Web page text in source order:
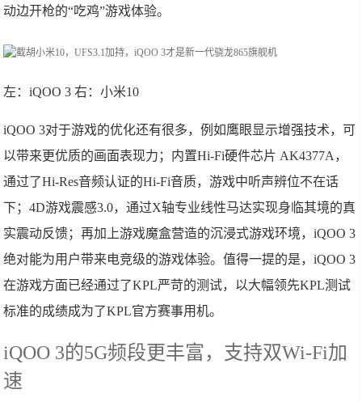
动边开枪的“吃鸡”游戏体验。
左：iQOO 3 右：小米10
iQOO 3对于游戏的优化还有很多，例如鹰眼显示增强技术，可
以带来更优质的画面表现力；内置Hi-Fi硬件芯片 AK4377A，
通过了Hi-Res音频认证的Hi-Fi音质，游戏中听声辨位不在话
下；4D游戏震感3.0，通过X轴专业线性马达实现身临其境的真
实震动反馈；再加上游戏魔盒营造的沉浸式游戏环境，iQOO 3
绝对能为用户带来电竞级的游戏体验。值得一提的是，iQOO 3
在游戏方面已经通过了KPL严苛的测试，以大幅领先KPL测试
标准的成绩成为了KPL官方赛事用机。
iQOO 3的5G频段更丰富，支持双Wi-Fi加
速